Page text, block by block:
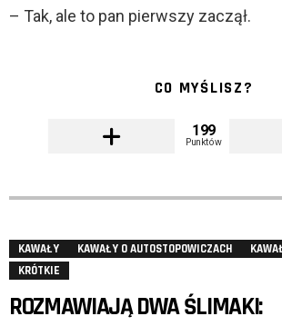
– Tak, ale to pan pierwszy zaczął.
CO MYŚLISZ?
199
Punktów
KAWAŁY KAWAŁY O AUTOSTOPOWICZACH
KRÓTKIE
ROZMAWIAJĄ DWA ŚLIMAKI: